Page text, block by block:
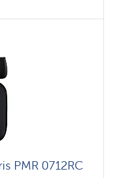
PMR 0712RC